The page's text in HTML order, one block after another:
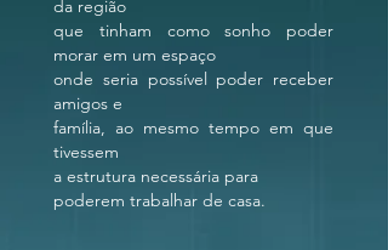
da região
que tinham como sonho poder
morar em um espaço
onde seria possível poder receber
amigos e
família, ao mesmo tempo em que
tivessem
a estrutura necessária para
poderem trabalhar de casa.